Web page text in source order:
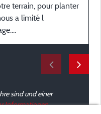
terrain, pour planter
a limité l
sind und einer
Informationen